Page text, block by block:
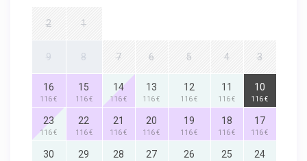
1
2
3
4
5
6
7
8
9
10
€ 116
11
€ 116
12
€ 116
13
€ 116
14
€ 116
15
€ 116
16
€ 116
17
€ 116
18
€ 116
19
€ 116
20
€ 116
21
€ 116
22
€ 116
23
€ 116
24
25
26
27
28
29
30